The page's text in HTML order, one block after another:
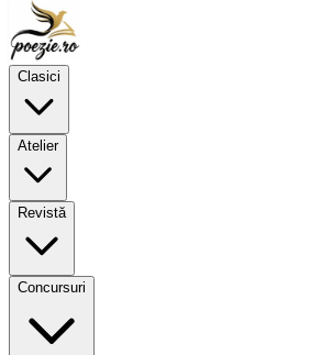
Clasici
Atelier
Revistă
Concursuri